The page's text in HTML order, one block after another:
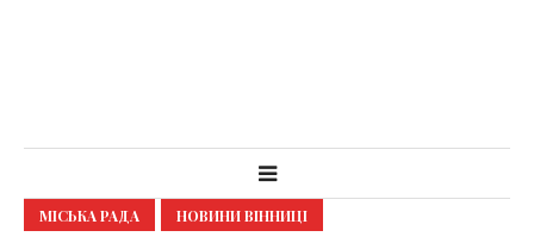
МІСЬКА РАДА НОВИНИ ВІННИЦІ